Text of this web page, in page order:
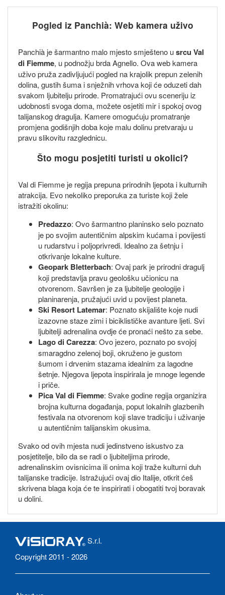
Pogled iz Panchià: Web kamera uživo
Panchià je šarmantno malo mjesto smješteno usrcu Val
di Fiemme, u podnožju brda Agnello. Ova web kamera
uživo pruža zadivljujući pogled na krajolik prepun zelenih
dolina, gustih šuma i snježnih vrhova koji će oduzeti dah
svakom ljubitelju prirode. Promatrajući ovu sceneriju iz
udobnosti svoga doma, možete osjetiti mir i spokoj ovog
talijanskog dragulja. Kamere omogućuju promatranje
promjena godišnjih doba koje malu dolinu pretvaraju u
pravu slikovitu razglednicu.
Što mogu posjetiti turisti u okolici?
Val di Fiemme je regija prepuna prirodnih ljepota i kulturnih
atrakcija. Evo nekoliko preporuka za turiste koji žele
istražiti okolinu:
Predazzo: Ovo šarmantno planinsko selo poznato
je po svojim autentičnim alpskim kućama i povijesti
u rudarstvu i poljoprivredi. Idealno za šetnju i
otkrivanje lokalne kulture.
Geopark Bletterbach: Ovaj park je prirodni dragulj
koji predstavlja pravu geološku učionicu na
otvorenom. Savršen je za ljubitelje geologije i
planinarenja, pružajući uvid u povijest planeta.
Ski Resort Latemar: Poznato skijalište koje nudi
izazovne staze zimi i biciklističke avanture ljeti. Svi
ljubitelji adrenalina ovdje će pronaći nešto za sebe.
Lago di Carezza: Ovo jezero, poznato po svojoj
smaragdno zelenoj boji, okruženo je gustom
šumom i drvenim stazama idealnim za lagodne
šetnje. Njegova ljepota inspirirala je mnoge legende
i priče.
Pica Val di Fiemme: Svake godine regija organizira
brojna kulturna događanja, poput lokalnih glazbenih
festivala na otvorenom koji slave tradiciju i uživanje
u autentičnim talijanskim okusima.
Svako od ovih mjesta nudi jedinstveno iskustvo za
posjetitelje, bilo da se radi o ljubiteljima prirode,
adrenalinskim ovisnicima ili onima koji traže kulturni duh
talijanske tradicije. Istražujući ovaj dio Italije, otkrit ćeš
skrivena blaga koja će te inspirirati i obogatiti tvoj boravak
u dolini.
S.r.l.
Copyright 2011 - 2026